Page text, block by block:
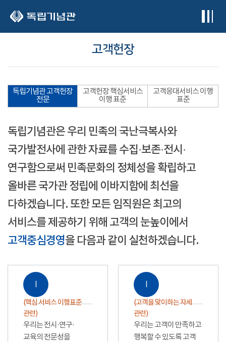
고객헌장
독립기념관 고객헌장
전문
고객헌장 핵심서비스
이행 표준
고객응대서비스 이행
표준
독립기념관은 우리 민족의 국난극복사와
국가발전사에 관한 자료를 수집·보존·전시·
연구함으로써 민족문화의 정체성을 확립하고
올바른 국가관 정립에 이바지함에 최선을
다하겠습니다. 또한 모든 임직원은 최고의
서비스를 제공하기 위해 고객의 눈높이에서
고객중심경영을 다음과 같이 실천하겠습니다.
Ⅰ
(핵심 서비스 이행표준
관련)
우리는 전시·연구·
교육의 전문성을
Ⅰ
(고객을 맞이하는 자세
관련)
우리는 고객이 만족하고
행복할 수 있도록 고객